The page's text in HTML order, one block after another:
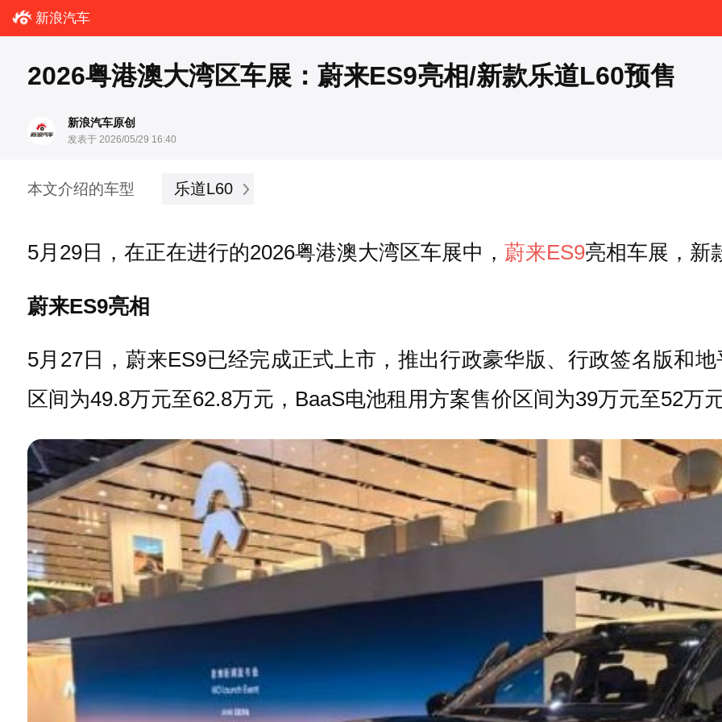
新浪汽车
2026粤港澳大湾区车展：蔚来ES9亮相/新款乐道L60预售
新浪汽车原创
发表于 2026/05/29 16:40
本文介绍的车型 乐道L60
5月29日，在正在进行的2026粤港澳大湾区车展中，蔚来ES9亮相车展，新
蔚来ES9亮相
5月27日，蔚来ES9已经完成正式上市，推出行政豪华版、行政签名版和
区间为49.8万元至62.8万元，BaaS电池租用方案售价区间为39万元至52万